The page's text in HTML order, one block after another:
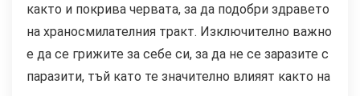
както и покрива червата, за да подобри здравето
на храносмилателния тракт. Изключително важно
е да се грижите за себе си, за да не се заразите с
паразити, тъй като те значително влияят както на